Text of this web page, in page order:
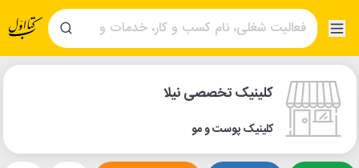
کلینیک تخصصی نیلا
کلینیک پوست و مو